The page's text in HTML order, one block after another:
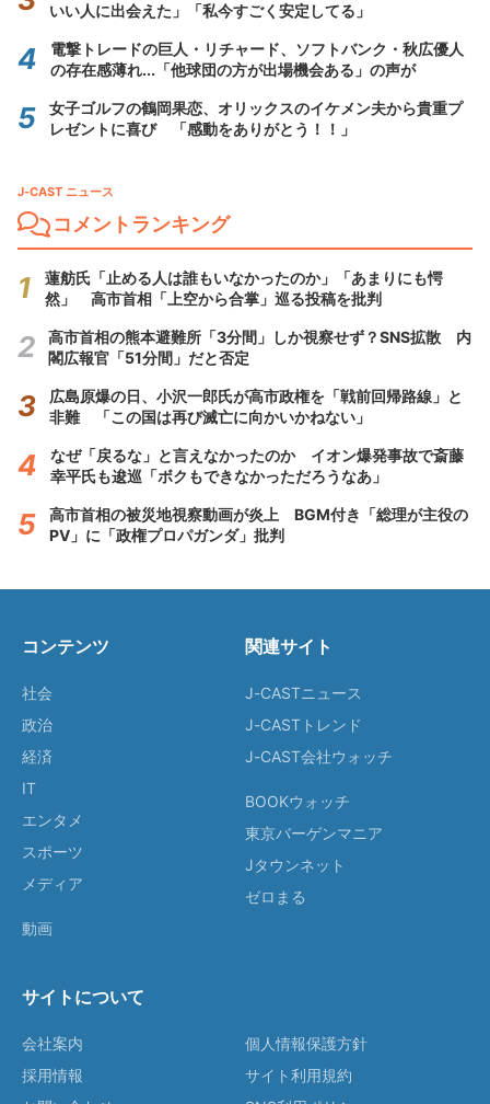
いい人に出会えた」「私今すごく安定してる」
電撃トレードの巨人・リチャード、ソフトバンク・秋広優人
の存在感薄れ...「他球団の方が出場機会ある」の声が
女子ゴルフの鶴岡果恋、オリックスのイケメン夫から貴重プ
レゼントに喜び 「感動をありがとう！！」
J-CAST ニュース
コメントランキング
蓮舫氏「止める人は誰もいなかったのか」「あまりにも愕
然」 高市首相「上空から合掌」巡る投稿を批判
高市首相の熊本避難所「3分間」しか視察せず？SNS拡散 内
閣広報官「51分間」だと否定
広島原爆の日、小沢一郎氏が高市政権を「戦前回帰路線」と
非難 「この国は再び滅亡に向かいかねない」
なぜ「戻るな」と言えなかったのか イオン爆発事故で斎藤
幸平氏も逡巡「ボクもできなかっただろうなあ」
高市首相の被災地視察動画が炎上 BGM付き「総理が主役の
PV」に「政権プロパガンダ」批判
コンテンツ
社会
政治
経済
IT
エンタメ
スポーツ
メディア
動画
関連サイト
J-CASTニュース
J-CASTトレンド
J-CAST会社ウォッチ
BOOKウォッチ
東京バーゲンマニア
Jタウンネット
ゼロまる
サイトについて
会社案内
採用情報
個人情報保護方針
サイト利用規約